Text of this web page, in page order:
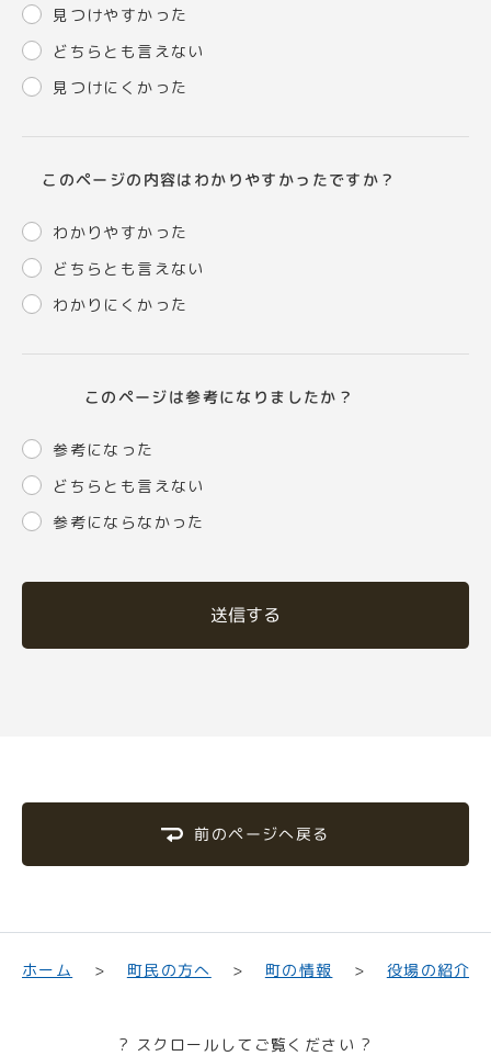
見つけやすかった
どちらとも言えない
見つけにくかった
このページの内容はわかりやすかったですか？
わかりやすかった
どちらとも言えない
わかりにくかった
このページは参考になりましたか？
参考になった
どちらとも言えない
参考にならなかった
送信する
前のページへ戻る
ホーム 町民の方へ 町の情報 役場の紹介
? スクロールしてご覧ください ?